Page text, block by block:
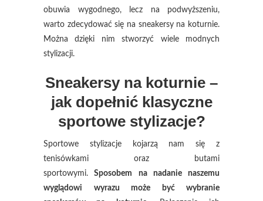
obuwia wygodnego, lecz na podwyższeniu,
warto zdecydować się na sneakersy na koturnie.
Można dzięki nim stworzyć wiele modnych
stylizacji.
Sneakersy na koturnie –
jak dopełnić klasyczne
sportowe stylizacje?
Sportowe stylizacje kojarzą nam się z
tenisówkami oraz butami
sportowymi. Sposobem na nadanie naszemu
wyglądowi wyrazu może być wybranie